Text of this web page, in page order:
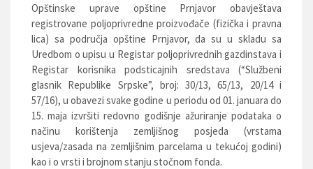
Opštinske uprave opštine Prnjavor obavještava
registrovane poljoprivredne proizvođače (fizička i pravna
lica) sa područja opštine Prnjavor, da su u skladu sa
Uredbom o upisu u Registar poljoprivrednih gazdinstava i
Registar korisnika podsticajnih sredstava (“Službeni
glasnik Republike Srpske”, broj: 30/13, 65/13, 20/14 i
57/16), u obavezi svake godine u periodu od 01. januara do
15. maja izvršiti redovno godišnje ažuriranje podataka o
načinu korištenja zemljišnog posjeda (vrstama
usjeva/zasada na zemljišnim parcelama u tekućoj godini)
kao i o vrsti i brojnom stanju stočnom fonda.